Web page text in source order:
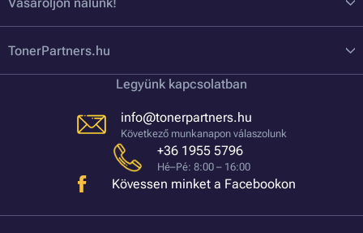
TonerPartners.hu
Legyünk kapcsolatban
info@tonerpartners.hu
Következő munkanapon válaszolunk
+36 1955 5796
Hé–Pé: 8:00 – 16:00
Kövessen minket a Facebookon